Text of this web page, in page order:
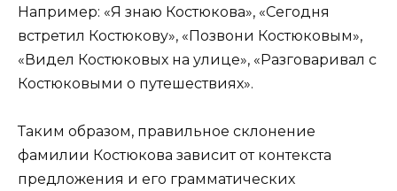
Например: «Я знаю Костюкова», «Сегодня
встретил Костюкову», «Позвони Костюковым»,
«Видел Костюковых на улице», «Разговаривал с
Костюковыми о путешествиях».
Таким образом, правильное склонение
фамилии Костюкова зависит от контекста
предложения и его грамматических